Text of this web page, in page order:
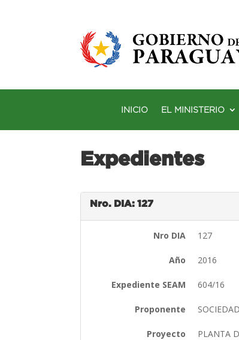
INICIO EL MINISTERIO
Expedientes
Nro. DIA: 127
Nro DIA 127
Año 2016
Expediente SEAM 604/16
Proponente
Proyecto PLANTA